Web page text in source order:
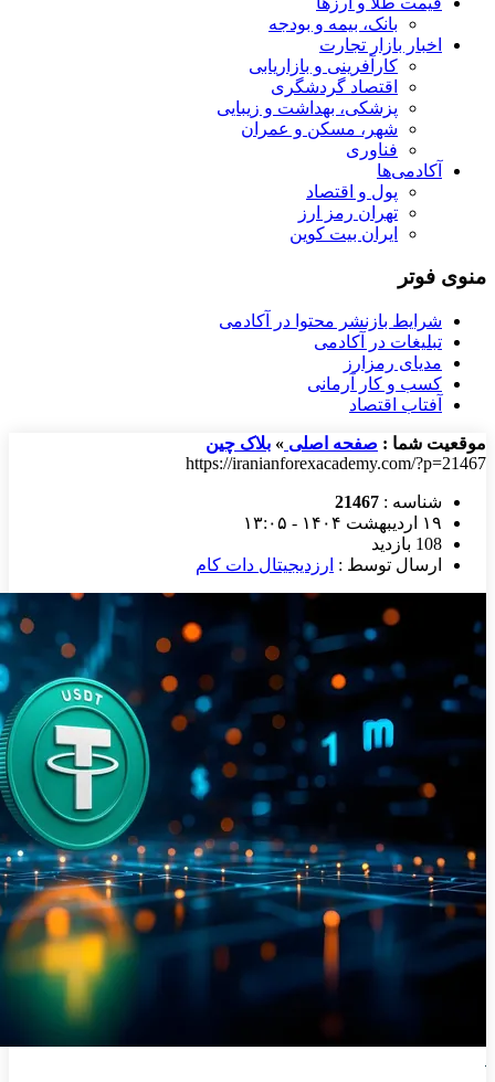
بانک، بیمه و بودجه
اخبار بازار تجارت
کارآفرینی و بازاریابی
اقتصاد گردشگری
پزشکی، بهداشت و زیبایی
شهر، مسکن و عمران
فناوری
آکادمی‌ها
پول و اقتصاد
تهران رمز ارز
ایران بیت کوین
منوی فوتر
شرایط بازنشر محتوا در آکادمی
تبلیغات در آکادمی
مدیای رمزارز
کسب و کار آرمانی
آفتاب اقتصاد
موقعیت شما : صفحه اصلی » بلاک چین
https://iranianforexacademy.com/?p=21467
شناسه : 21467
۱۹ اردیبهشت ۱۴۰۴ - ۱۳:۰۵
108 بازدید
ارسال توسط : ارزدیجیتال دات کام